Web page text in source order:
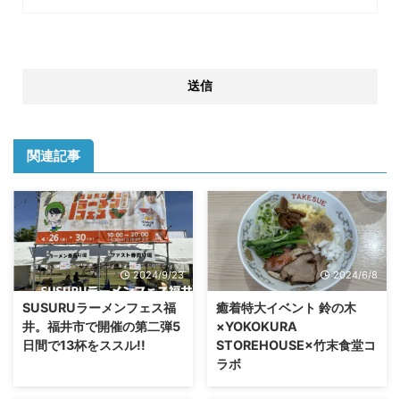
関連記事
2024/9/23
SUSURUラーメンフェス福
井。福井市で開催の第二弾5
日間で13杯をススル!!
2024/6/8
癒着特大イベント 鈴の木
×YOKOKURA
STOREHOUSE×竹末食堂コ
ラボ